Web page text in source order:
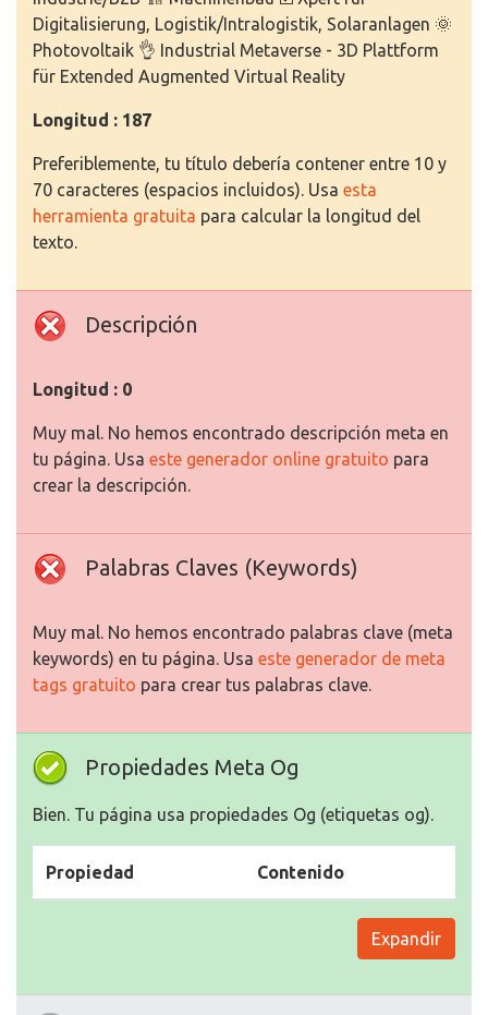
Digitalisierung, Logistik/Intralogistik, Solaranlagen 🌞
Photovoltaik 👌 Industrial Metaverse - 3D Plattform
für Extended Augmented Virtual Reality
Longitud : 187
Preferiblemente, tu título debería contener entre 10 y
70 caracteres (espacios incluidos). Usa esta
herramienta gratuita para calcular la longitud del
texto.
Descripción
Longitud : 0
Muy mal. No hemos encontrado descripción meta en
tu página. Usa este generador online gratuito para
crear la descripción.
Palabras Claves (Keywords)
Muy mal. No hemos encontrado palabras clave (meta
keywords) en tu página. Usa este generador de meta
tags gratuito para crear tus palabras clave.
Propiedades Meta Og
Bien. Tu página usa propiedades Og (etiquetas og).
Propiedad Contenido
Expandir